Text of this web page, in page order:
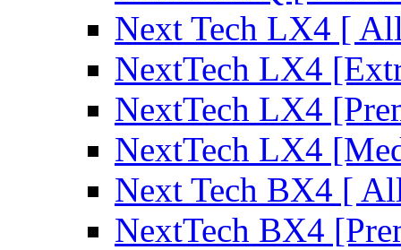
Next Tech LX4 [
NextTech LX4
NextTech LX4
NextTech LX4
Next Tech BX4 [
NextTech BX4